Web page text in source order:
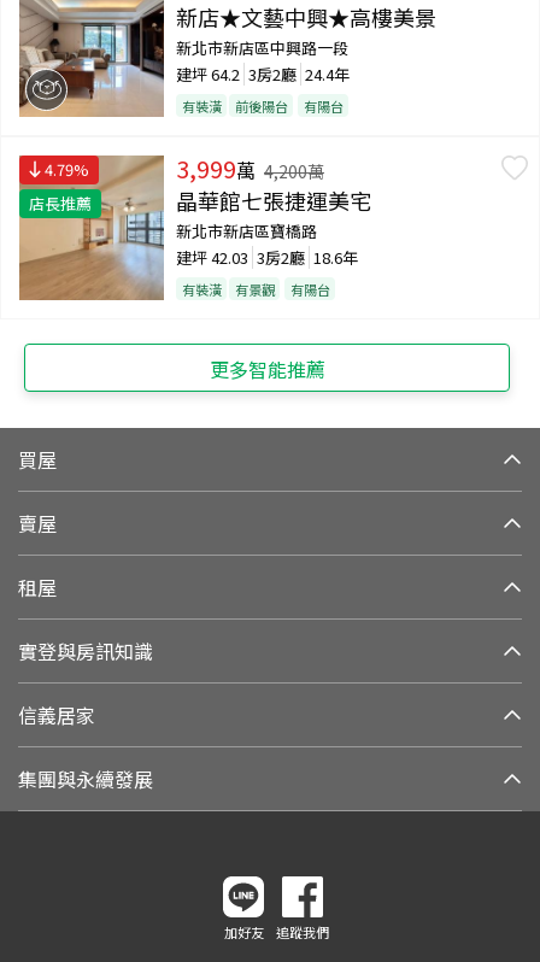
新店★文藝中興★高樓美景
新北市新店區中興路一段
建坪64.2 3房2廳 24.4年
有裝潢 前後陽台 有陽台
4.79%
店長推薦
3,999萬 4,200萬
晶華館七張捷運美宅
新北市新店區寶橋路
建坪42.03 3房2廳 18.6年
有裝潢 有景觀 有陽台
更多智能推薦
買屋
賣屋
租屋
實登與房訊知識
信義居家
集團與永續發展
加好友 追蹤我們